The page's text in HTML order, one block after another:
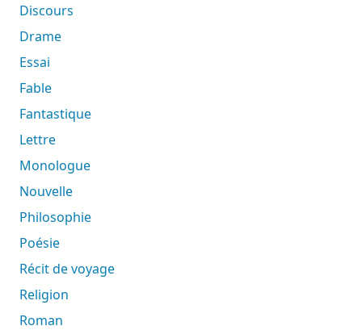
Discours
Drame
Essai
Fable
Fantastique
Lettre
Monologue
Nouvelle
Philosophie
Poésie
Récit de voyage
Religion
Roman